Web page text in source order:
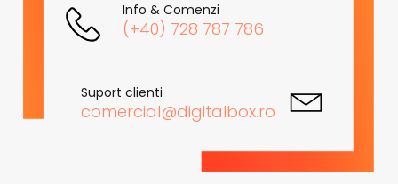
Info & Comenzi
(+40) 728 787 786
Suport clienti
comercial@digitalbox.ro